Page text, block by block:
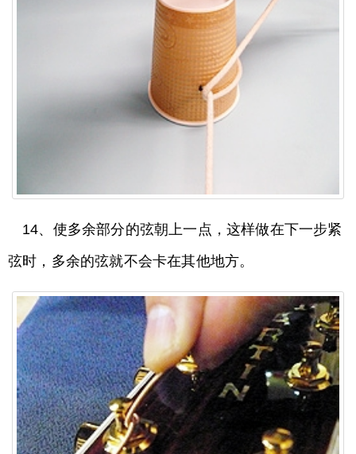
14、使多余部分的弦朝上一点，这样做在下一步紧
弦时，多余的弦就不会卡在其他地方。